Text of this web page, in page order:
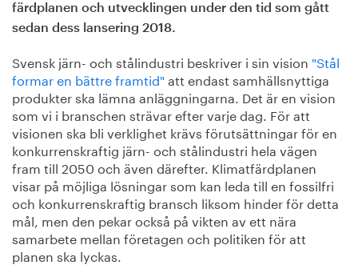
färdplanen och utvecklingen under den tid som gått
sedan dess lansering 2018.
Svensk järn- och stålindustri beskriver i sin vision "Stål
formar en bättre framtid" att endast samhällsnyttiga
produkter ska lämna anläggningarna. Det är en vision
som vi i branschen strävar efter varje dag. För att
visionen ska bli verklighet krävs förutsättningar för en
konkurrenskraftig järn- och stålindustri hela vägen
fram till 2050 och även därefter. Klimatfärdplanen
visar på möjliga lösningar som kan leda till en fossilfri
och konkurrenskraftig bransch liksom hinder för detta
mål, men den pekar också på vikten av ett nära
samarbete mellan företagen och politiken för att
planen ska lyckas.